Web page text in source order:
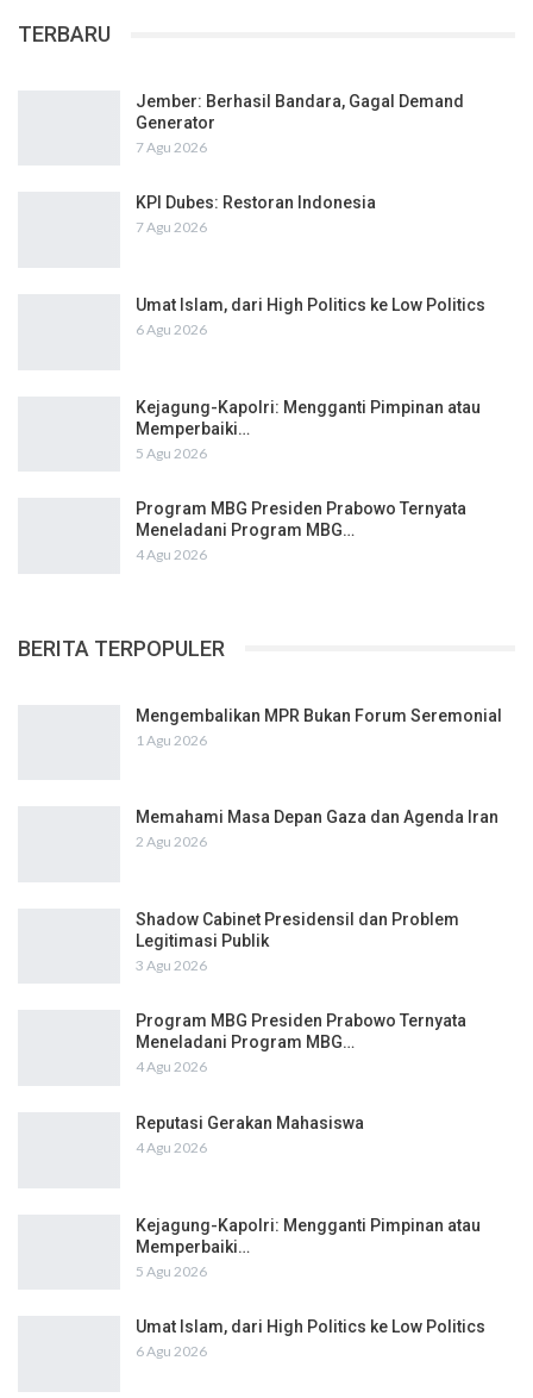
TERBARU
Jember: Berhasil Bandara, Gagal Demand
Generator
7 Agu 2026
KPI Dubes: Restoran Indonesia
7 Agu 2026
Umat Islam, dari High Politics ke Low Politics
6 Agu 2026
Kejagung-Kapolri: Mengganti Pimpinan atau
Memperbaiki…
5 Agu 2026
Program MBG Presiden Prabowo Ternyata
Meneladani Program MBG…
4 Agu 2026
BERITA TERPOPULER
Mengembalikan MPR Bukan Forum Seremonial
1 Agu 2026
Memahami Masa Depan Gaza dan Agenda Iran
2 Agu 2026
Shadow Cabinet Presidensil dan Problem
Legitimasi Publik
3 Agu 2026
Program MBG Presiden Prabowo Ternyata
Meneladani Program MBG…
4 Agu 2026
Reputasi Gerakan Mahasiswa
4 Agu 2026
Kejagung-Kapolri: Mengganti Pimpinan atau
Memperbaiki…
5 Agu 2026
Umat Islam, dari High Politics ke Low Politics
6 Agu 2026